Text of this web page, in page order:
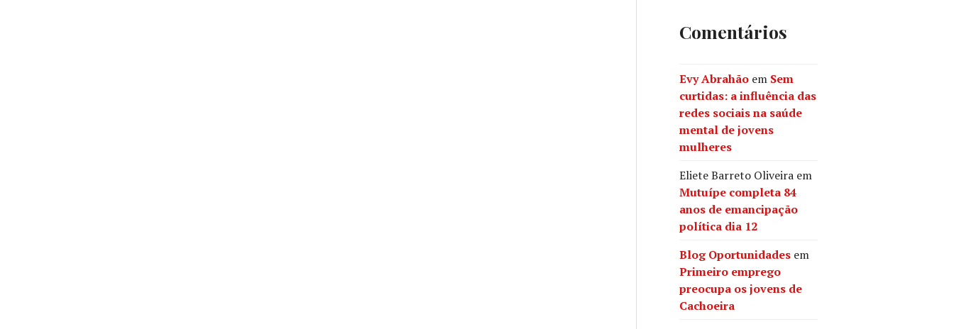
Comentários
Evy Abrahão em Sem
curtidas: a influência das
redes sociais na saúde
mental de jovens
mulheres
Eliete Barreto Oliveira em
Mutuípe completa 84
anos de emancipação
política dia 12
Blog Oportunidades em
Primeiro emprego
preocupa os jovens de
Cachoeira